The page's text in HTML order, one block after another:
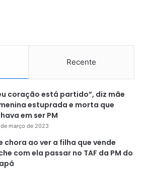
Recente
coração está partido”, diz mãe
estuprada e morta que
em ser PM
março de 2023
chora ao ver a filha que vende
com ela passar no TAF da PM do